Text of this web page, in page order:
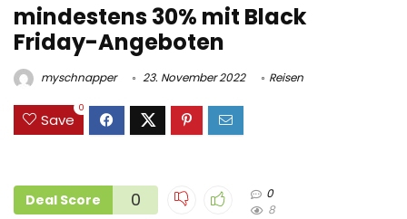
mindestens 30% mit Black
Friday-Angeboten
myschnapper 23. November 2022 Reisen
Save
0
Deal Score 0
0
8